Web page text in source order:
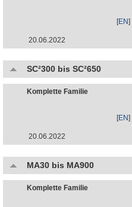
[EN]
20.06.2022
SC²300 bis SC²650
Komplette Familie
[EN]
20.06.2022
MA30 bis MA900
Komplette Familie